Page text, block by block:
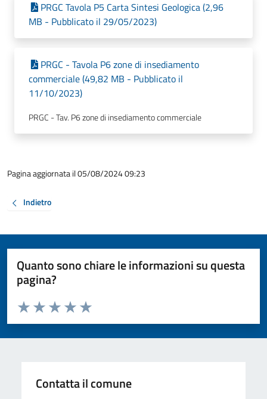
PRGC Tavola P5 Carta Sintesi Geologica (2,96
MB - Pubblicato il 29/05/2023)
PRGC - Tavola P6 zone di insediamento
commerciale (49,82 MB - Pubblicato il
11/10/2023)
PRGC - Tav. P6 zone di insediamento commerciale
Pagina aggiornata il 05/08/2024 09:23
Indietro
Quanto sono chiare le informazioni su questa
pagina?
Valuta da 1 a 5 stelle la pagina
Valuta 5 stelle su 5
Valuta 4 stelle su 5
Valuta 3 stelle su 5
Valuta 2 stelle su 5
Valuta 1 stelle su 5
Contatta il comune